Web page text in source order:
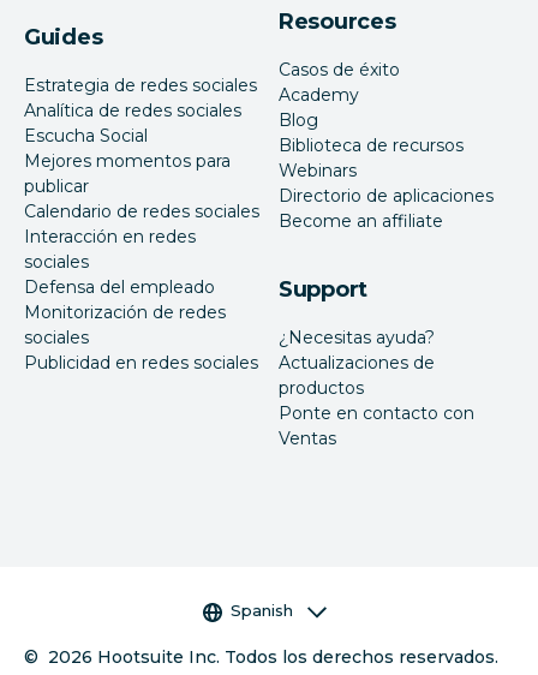
Guides
Estrategia de redes sociales
Analítica de redes sociales
Escucha Social
Mejores momentos para
publicar
Calendario de redes sociales
Interacción en redes
sociales
Defensa del empleado
Monitorización de redes
sociales
Publicidad en redes sociales
Resources
Casos de éxito
Academy
Blog
Biblioteca de recursos
Webinars
Directorio de aplicaciones
Become an affiliate
Support
¿Necesitas ayuda?
Actualizaciones de
productos
Ponte en contacto con
Ventas
Selector de idioma
Spanish
© 2026 Hootsuite Inc. Todos los derechos reservados.